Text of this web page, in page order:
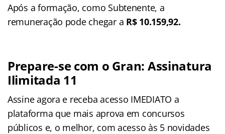
Após a formação, como Subtenente, a
remuneração pode chegar a R$ 10.159,92.
Prepare-se com o Gran: Assinatura
Ilimitada 11
Assine agora e receba acesso IMEDIATO a
plataforma que mais aprova em concursos
públicos e, o melhor, com acesso às 5 novidades